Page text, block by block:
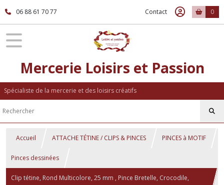
06 88 61 70 77 Contact 0
Mercerie Loisirs et Passion
Spécialiste de la mercerie et des loisirs créatifs
Accueil ATTACHE TÉTINE / CLIPS & PINCES PINCES à MOTIF
Pinces dessinées
Clip tétine, Rond Multicolore, 25 mm , Pince Bretelle, Crocodile,